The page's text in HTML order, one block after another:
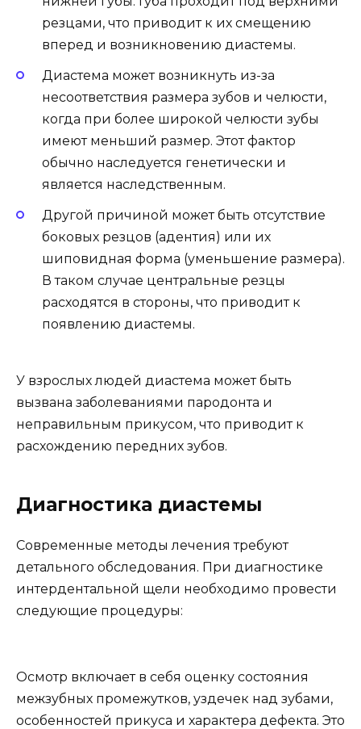
резцами, что приводит к их смещению
вперед и возникновению диастемы.
Диастема может возникнуть из-за
несоответствия размера зубов и челюсти,
когда при более широкой челюсти зубы
имеют меньший размер. Этот фактор
обычно наследуется генетически и
является наследственным.
Другой причиной может быть отсутствие
боковых резцов (адентия) или их
шиповидная форма (уменьшение размера).
В таком случае центральные резцы
расходятся в стороны, что приводит к
появлению диастемы.
У взрослых людей диастема может быть
вызвана заболеваниями пародонта и
неправильным прикусом, что приводит к
расхождению передних зубов.
Диагностика диастемы
Современные методы лечения требуют
детального обследования. При диагностике
интердентальной щели необходимо провести
следующие процедуры:
Осмотр включает в себя оценку состояния
межзубных промежутков, уздечек над зубами,
особенностей прикуса и характера дефекта. Это